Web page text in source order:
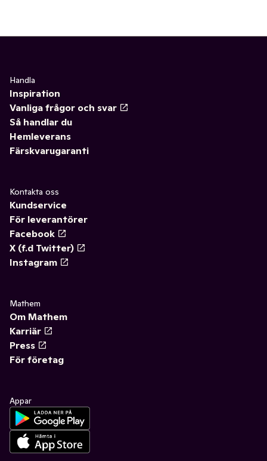
Handla
Inspiration
Vanliga frågor och svar
Så handlar du
Hemleverans
Färskvarugaranti
Kontakta oss
Kundservice
För leverantörer
Facebook
X (f.d Twitter)
Instagram
Mathem
Om Mathem
Karriär
Press
För företag
Appar